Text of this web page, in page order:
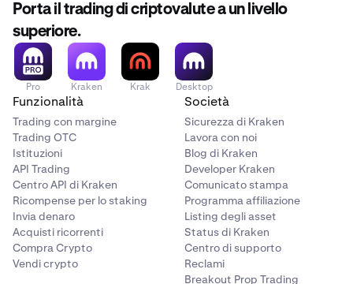
Porta il trading di criptovalute a un livello
superiore.
Pro Kraken Krak Desktop
Funzionalità
Trading con margine
Trading OTC
Istituzioni
API Trading
Centro API di Kraken
Ricompense per lo staking
Invia denaro
Acquisti ricorrenti
Compra Crypto
Vendi crypto
Società
Sicurezza di Kraken
Lavora con noi
Blog di Kraken
Developer Kraken
Comunicato stampa
Programma affiliazione
Listing degli asset
Status di Kraken
Centro di supporto
Reclami
Breakout Prop Trading